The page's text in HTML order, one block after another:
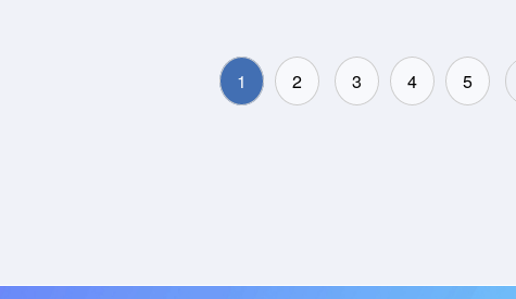
1 2 3 4 5